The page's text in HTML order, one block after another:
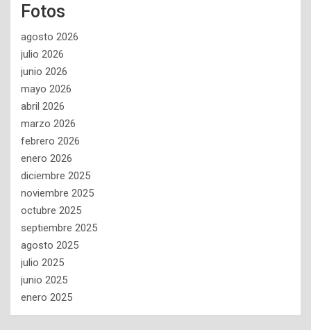
Fotos
agosto 2026
julio 2026
junio 2026
mayo 2026
abril 2026
marzo 2026
febrero 2026
enero 2026
diciembre 2025
noviembre 2025
octubre 2025
septiembre 2025
agosto 2025
julio 2025
junio 2025
enero 2025